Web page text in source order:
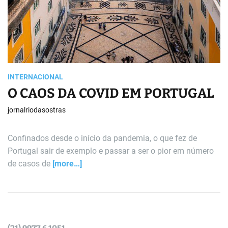
INTERNACIONAL
O CAOS DA COVID EM PORTUGAL
jornalriodasostras
Confinados desde o início da pandemia, o que fez de
Portugal sair de exemplo e passar a ser o pior em número
de casos de [more…]